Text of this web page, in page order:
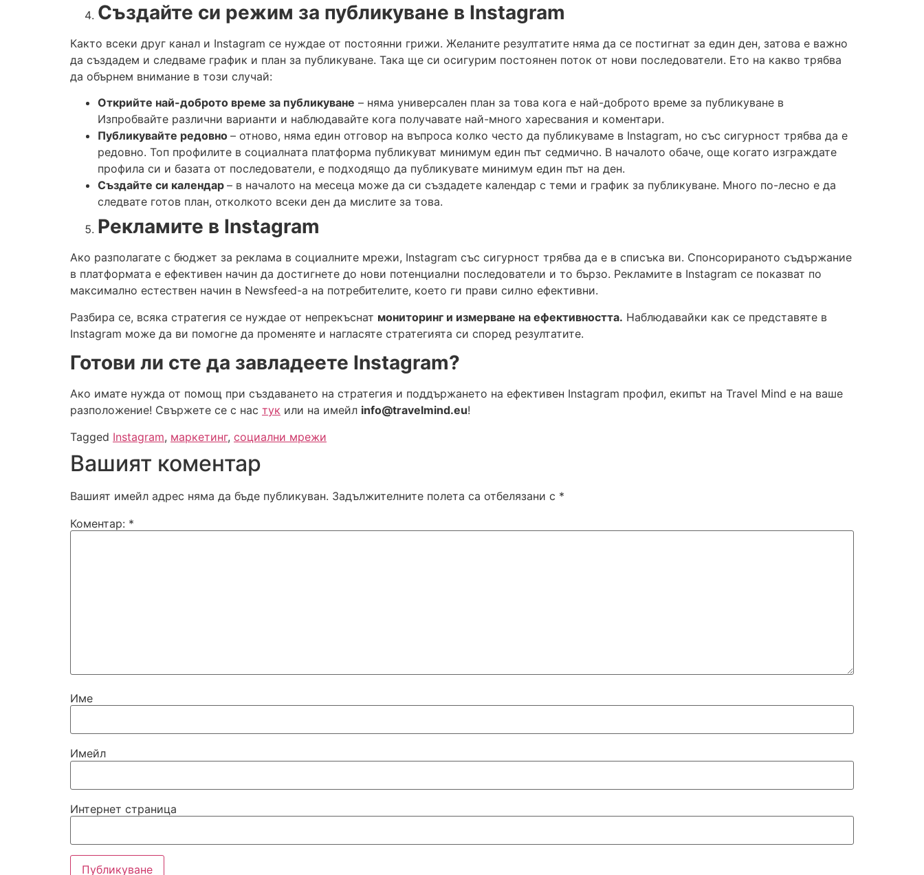
Създайте си режим за публикуване в Instagram
Както всеки друг канал и Instagram се нуждае от постоянни грижи. Желаните резултатите няма да се постигнат за един ден, затова е важно
да създадем и следваме график и план за публикуване. Така ще си осигурим постоянен поток от нови последователи. Ето на какво трябва
да обърнем внимание в този случай:
Открийте най-доброто време за публикуване – няма универсален план за това кога е най-доброто време за публикуване в
Изпробвайте различни варианти и наблюдавайте кога получавате най-много харесвания и коментари.
Публикувайте редовно – отново, няма един отговор на въпроса колко често да публикуваме в Instagram, но със сигурност трябва да е
редовно. Топ профилите в социалната платформа публикуват минимум един път седмично. В началото обаче, още когато изграждате
профила си и базата от последователи, е подходящо да публикувате минимум един път на ден.
Създайте си календар – в началото на месеца може да си създадете календар с теми и график за публикуване. Много по-лесно е да
следвате готов план, отколкото всеки ден да мислите за това.
Рекламите в Instagram
Ако разполагате с бюджет за реклама в социалните мрежи, Instagram със сигурност трябва да е в списъка ви. Спонсорираното съдържание
в платформата е ефективен начин да достигнете до нови потенциални последователи и то бързо. Рекламите в Instagram се показват по
максимално естествен начин в Newsfeed-а на потребителите, което ги прави силно ефективни.
Разбира се, всяка стратегия се нуждае от непрекъснат мониторинг и измерване на ефективността. Наблюдавайки как се представяте в
Instagram може да ви помогне да променяте и нагласяте стратегията си според резултатите.
Готови ли сте да завладеете Instagram?
Ако имате нужда от помощ при създаването на стратегия и поддържането на ефективен Instagram профил, екипът на Travel Mind е на ваше
разположение! Свържете се с нас тук или на имейл info@travelmind.eu!
Tagged Instagram, маркетинг, социални мрежи
Вашият коментар
Вашият имейл адрес няма да бъде публикуван. Задължителните полета са отбелязани с *
Коментар: *
Име
Имейл
Интернет страница